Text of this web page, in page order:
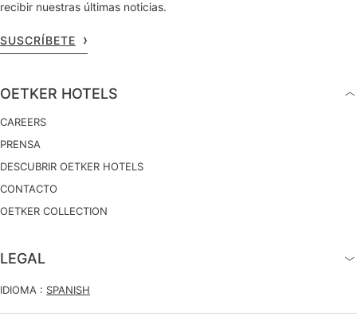
recibir nuestras últimas noticias.
SUSCRÍBETE
OETKER HOTELS
CAREERS
PRENSA
DESCUBRIR OETKER HOTELS
CONTACTO
OETKER COLLECTION
LEGAL
IDIOMA : SPANISH